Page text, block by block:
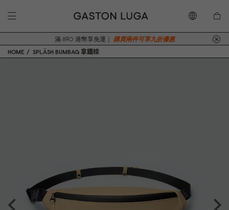
滿 890 港幣享免運｜ 購買兩件可享九折優惠
HOME
SPLÄSH BUMBAG 拿鐵棕